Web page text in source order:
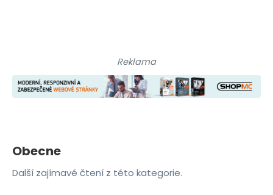
Reklama
Obecne
Další zajímavé čtení z této kategorie.